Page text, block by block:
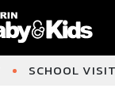
SCHOOL VISIT